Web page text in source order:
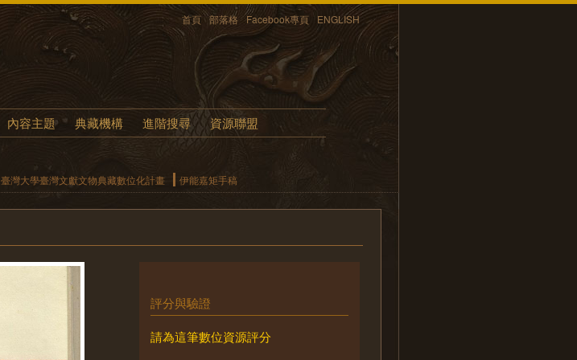
首頁 部落格 Facebook專頁 ENGLISH
內容主題 典藏機構 進階搜尋 資源聯盟
臺灣大學臺灣文獻文物典藏數位化計畫 伊能嘉矩手稿
評分與驗證
請為這筆數位資源評分